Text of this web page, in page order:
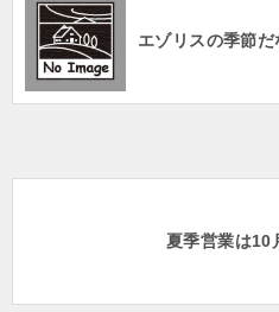
エゾリスの季節だ
夏季営業は10